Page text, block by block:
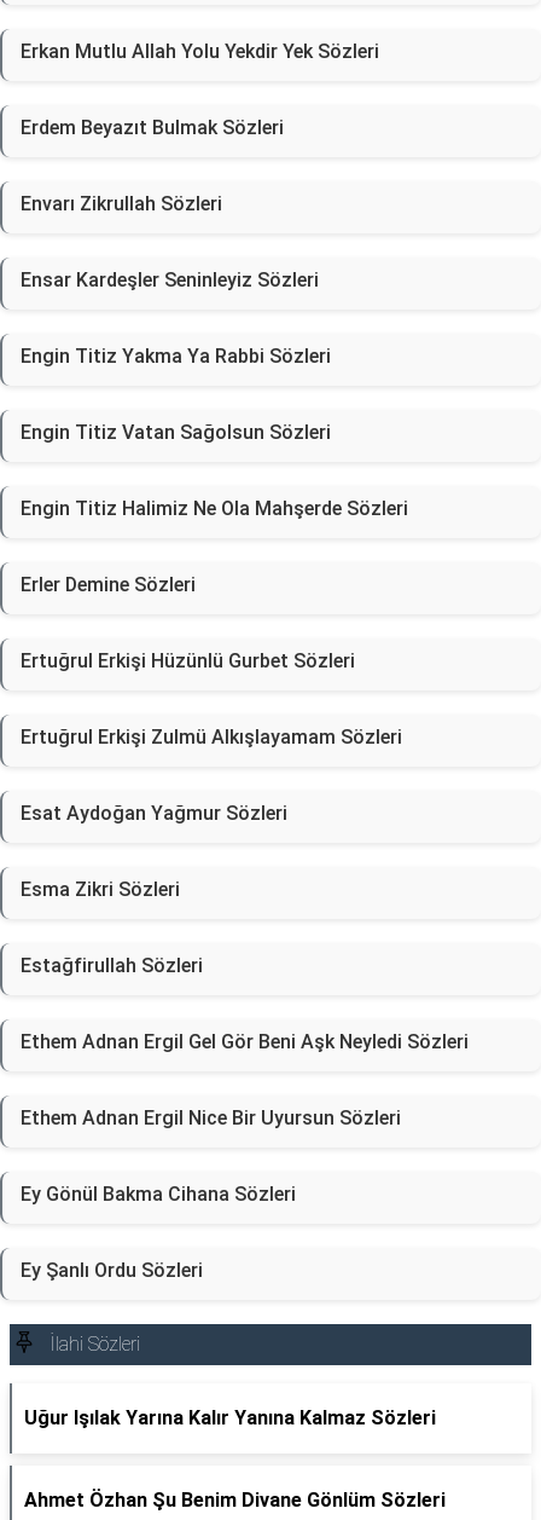
Erkan Mutlu Allah Yolu Yekdir Yek Sözleri
Erdem Beyazıt Bulmak Sözleri
Envarı Zikrullah Sözleri
Ensar Kardeşler Seninleyiz Sözleri
Engin Titiz Yakma Ya Rabbi Sözleri
Engin Titiz Vatan Sağolsun Sözleri
Engin Titiz Halimiz Ne Ola Mahşerde Sözleri
Erler Demine Sözleri
Ertuğrul Erkişi Hüzünlü Gurbet Sözleri
Ertuğrul Erkişi Zulmü Alkışlayamam Sözleri
Esat Aydoğan Yağmur Sözleri
Esma Zikri Sözleri
Estağfirullah Sözleri
Ethem Adnan Ergil Gel Gör Beni Aşk Neyledi Sözleri
Ethem Adnan Ergil Nice Bir Uyursun Sözleri
Ey Gönül Bakma Cihana Sözleri
Ey Şanlı Ordu Sözleri
İlahi Sözleri
Uğur Işılak Yarına Kalır Yanına Kalmaz Sözleri
Ahmet Özhan Şu Benim Divane Gönlüm Sözleri